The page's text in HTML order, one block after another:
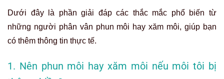
Dưới đây là phần giải đáp các thắc mắc phổ biến từ
những người phân vân phun môi hay xăm môi, giúp bạn
có thêm thông tin thực tế.
1. Nên phun môi hay xăm môi nếu môi tôi bị